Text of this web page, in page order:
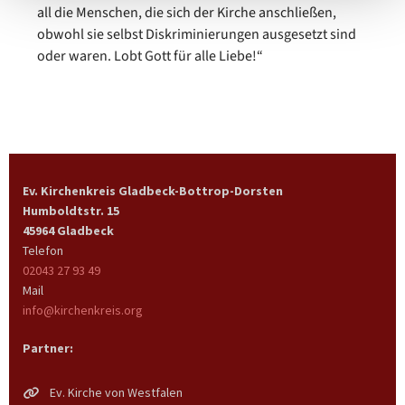
all die Menschen, die sich der Kirche anschließen,
obwohl sie selbst Diskriminierungen ausgesetzt sind
oder waren. Lobt Gott für alle Liebe!“
Ev. Kirchenkreis Gladbeck-Bottrop-Dorsten
Humboldtstr. 15
45964 Gladbeck
Telefon
02043 27 93 49
Mail
info@kirchenkreis.org
Partner:
Ev. Kirche von Westfalen